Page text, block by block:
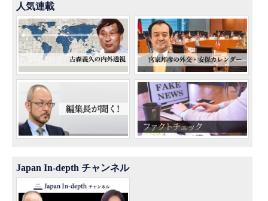
人気連載
Japan In-depth チャンネル